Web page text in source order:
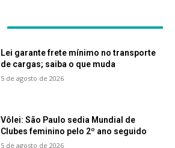
Lei garante frete mínimo no transporte
de cargas; saiba o que muda
5 de agosto de 2026
Vôlei: São Paulo sedia Mundial de
Clubes feminino pelo 2º ano seguido
5 de agosto de 2026